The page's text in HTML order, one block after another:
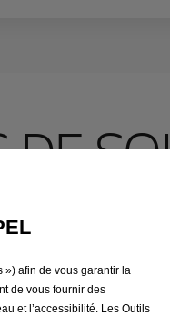
DE
») afin de vous garantir la
de vous fournir des
et l’accessibilité. Les Outils